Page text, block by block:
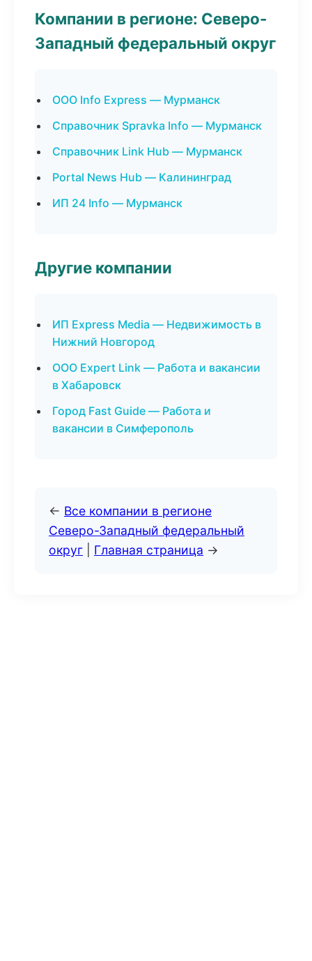
Компании в регионе: Северо-
Западный федеральный округ
ООО Info Express — Мурманск
Справочник Spravka Info — Мурманск
Справочник Link Hub — Мурманск
Portal News Hub — Калининград
ИП 24 Info — Мурманск
Другие компании
ИП Express Media — Недвижимость в
Нижний Новгород
ООО Expert Link — Работа и вакансии
в Хабаровск
Город Fast Guide — Работа и
вакансии в Симферополь
← Все компании в регионе
Северо-Западный федеральный
округ
Главная страница →